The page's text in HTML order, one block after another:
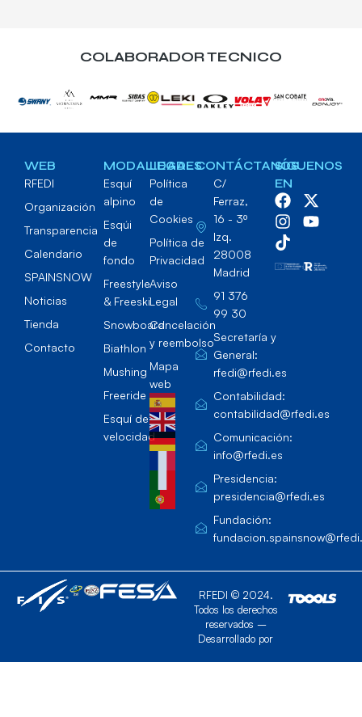
COLABORADOR TECNICO
WEB
RFEDI
Organización
Transparencia
Calendario
SPAINSNOW
Noticias
Tienda
Contacto
MODALIDADES
Esquí
alpino
Esqúi
de
fondo
Freestyle
& Freeski
Snowboard
Biathlon
Mushing
Freeride
Esquí de
velocidad
LEGAL
Política
de
Cookies
Política de
Privacidad
Aviso
Legal
Cancelación
y reembolso
Mapa
web
CONTÁCTANOS
C/
Ferraz,
16 - 3º
Izq.
28008
Madrid
91 376
99 30
Secretaría y
General:
rfedi@rfedi.es
Contabilidad:
contabilidad@rfedi.es
Comunicación:
info@rfedi.es
Presidencia:
presidencia@rfedi.es
Fundación:
SÍGUENOS
EN
RFEDI © 2024.
Todos los derechos
reservados –
Desarrollado por